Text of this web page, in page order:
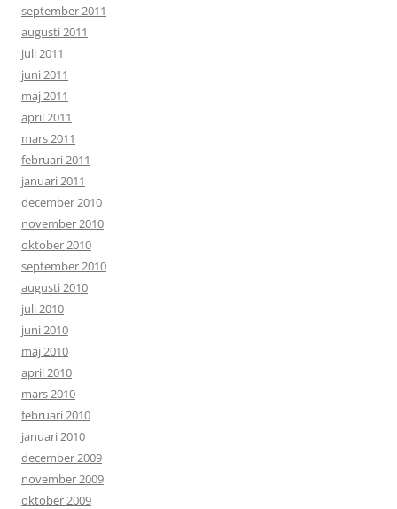
september 2011
augusti 2011
juli 2011
juni 2011
maj 2011
april 2011
mars 2011
februari 2011
januari 2011
december 2010
november 2010
oktober 2010
september 2010
augusti 2010
juli 2010
juni 2010
maj 2010
april 2010
mars 2010
februari 2010
januari 2010
december 2009
november 2009
oktober 2009